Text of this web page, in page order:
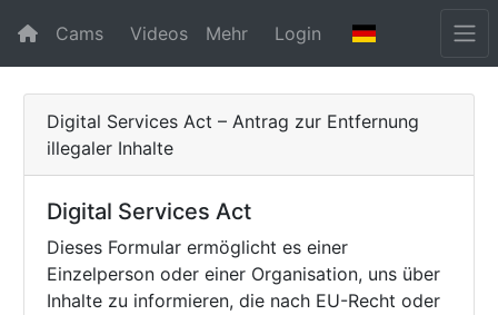
Cams Videos Mehr Login
Digital Services Act – Antrag zur Entfernung
illegaler Inhalte
Digital Services Act
Dieses Formular ermöglicht es einer
Einzelperson oder einer Organisation, uns über
Inhalte zu informieren, die nach EU-Recht oder